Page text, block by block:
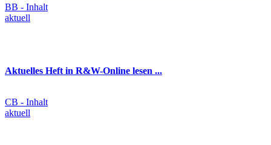
BB - Inhalt
aktuell
Aktuelles Heft in R&W-Online lesen ...
CB - Inhalt
aktuell